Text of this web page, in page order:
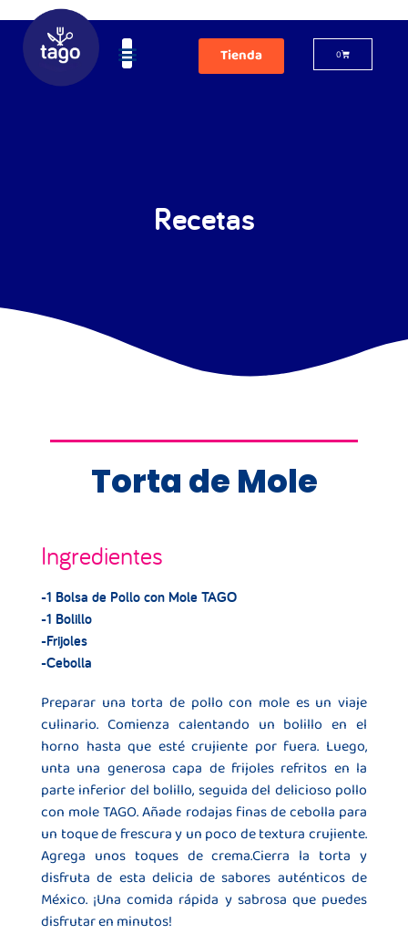
0
Tienda
Recetas
Torta de Mole
Ingredientes
-1 Bolsa de Pollo con Mole TAGO
-1 Bolillo
-Frijoles
-Cebolla
Preparar una torta de pollo con mole es un viaje
culinario. Comienza calentando un bolillo en el
horno hasta que esté crujiente por fuera. Luego,
unta una generosa capa de frijoles refritos en la
parte inferior del bolillo, seguida del delicioso pollo
con mole TAGO. Añade rodajas finas de cebolla para
un toque de frescura y un poco de textura crujiente.
Agrega unos toques de crema.Cierra la torta y
disfruta de esta delicia de sabores auténticos de
México. ¡Una comida rápida y sabrosa que puedes
disfrutar en minutos!